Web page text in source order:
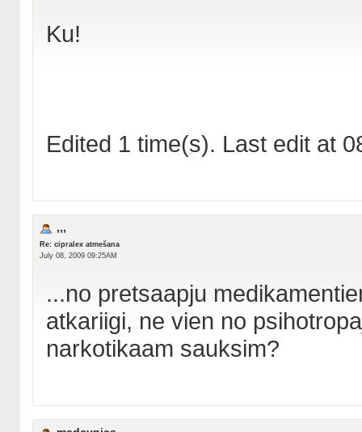
Ku!
Edited 1 time(s). Last edit at
,,,
Re: cipralex atmešana
July 08, 2009 09:25AM
...no pretsaapju
atkariigi, ne vien no
narkotikaam sauksim?